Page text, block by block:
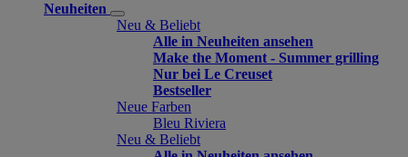
Neuheiten
Neu & Beliebt
Alle in Neuheiten ansehen
Make the Moment - Summer grilling
Nur bei Le Creuset
Bestseller
Neue Farben
Bleu Riviera
Neu & Beliebt